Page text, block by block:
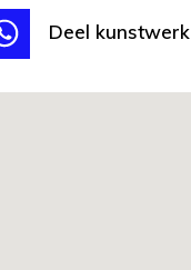
Deel kunstwerk